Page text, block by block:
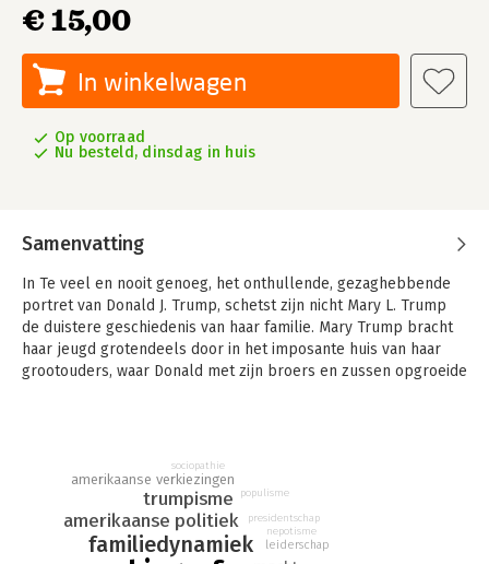
€ 15,00
In winkelwagen
Op voorraad
Nu besteld, dinsdag in huis
Samenvatting
In Te veel en nooit genoeg, het onthullende, gezaghebbende
portret van Donald J. Trump, schetst zijn nicht Mary L. Trump
de duistere geschiedenis van haar familie. Mary Trump bracht
haar jeugd grotendeels door in het imposante huis van haar
grootouders, waar Donald met zijn broers en zussen opgroeide
grimmige en verwarrende familiebijeenkomsten. Mary vertelt
alles: van Donalds plek in de schijnwerpers van de familie tot
de verschrikkelijke manier waarop hij zijn vader afdankte toen
hij alzheimer kreeg.
familiedynamiek
amerikaanse politiek
trumpisme
amerikaanse verkiezingen
sociopathie
populisme
presidentschap
nepotisme
leiderschap